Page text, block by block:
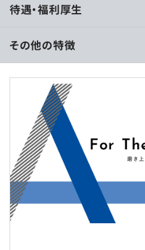
上げることに重きを置いていま
◆スキルに自信の無い方にも
ローをしっかり行います。
◆専門書籍も設計技法、管理
新技術書まで多数揃えています
◆資格手当や研修の受講、書
支援を行っています。
◆最新の技術的スキルに焦点
パッケージ開発をおこなって
◆社長自らの知識・経験をラ
回の技術共有をおこなっていま
◆AWSや認証プロトコル（
OpenIDConnectなど）を利用
証をおこなっています。
待遇・福利厚生
■賃金形態：月給
■賃金の決定方法：当社規定
■基本給：約36万～57万円
■残業代：別途支給
（※想定年収は年収提示額を保証
その他の特徴